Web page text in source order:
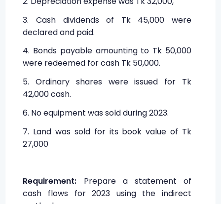
3. Cash dividends of Tk 45,000 were
declared and paid.
4. Bonds payable amounting to Tk 50,000
were redeemed for cash Tk 50,000.
5. Ordinary shares were issued for Tk
42,000 cash.
6. No equipment was sold during 2023.
7. Land was sold for its book value of Tk
27,000
Requirement: Prepare a statement of
cash flows for 2023 using the indirect